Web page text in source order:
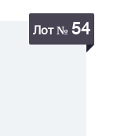
Лот № 54